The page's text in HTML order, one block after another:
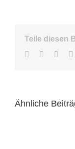
Teile diesen
Facebook
Twitter
Ähnliche